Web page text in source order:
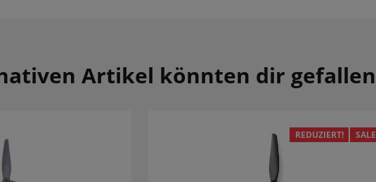
Artikel könnten dir gefallen
REDUZIERT! SALE